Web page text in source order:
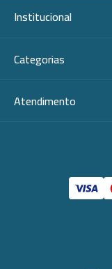
Institucional
Categorias
Atendimento